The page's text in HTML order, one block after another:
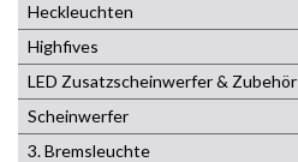
Heckleuchten
Highfives
LED Zusatzscheinwerfer & Zubehör
Scheinwerfer
3. Bremsleuchte